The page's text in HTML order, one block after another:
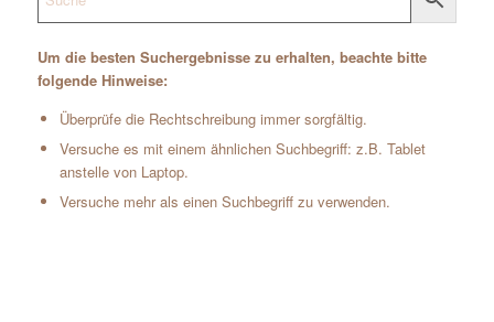
Um die besten Suchergebnisse zu erhalten, beachte bitte
folgende Hinweise:
Überprüfe die Rechtschreibung immer sorgfältig.
Versuche es mit einem ähnlichen Suchbegriff: z.B. Tablet
anstelle von Laptop.
Versuche mehr als einen Suchbegriff zu verwenden.